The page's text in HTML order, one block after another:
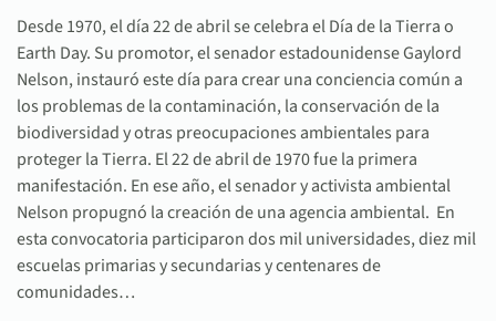
Desde 1970, el día 22 de abril se celebra el Día de la Tierra o
Earth Day. Su promotor, el senador estadounidense Gaylord
Nelson, instauró este día para crear una conciencia común a
los problemas de la contaminación, la conservación de la
biodiversidad y otras preocupaciones ambientales para
proteger la Tierra. El 22 de abril de 1970 fue la primera
manifestación. En ese año, el senador y activista ambiental
Nelson propugnó la creación de una agencia ambiental. En
esta convocatoria participaron dos mil universidades, diez mil
escuelas primarias y secundarias y centenares de
comunidades…